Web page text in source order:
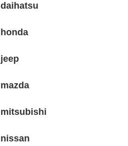
daihatsu
honda
jeep
mazda
mitsubishi
nissan